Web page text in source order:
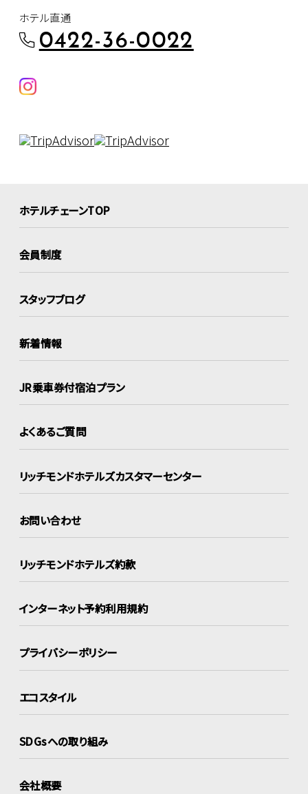
ホテル直通
0422-36-0022
ホテルチェーンTOP
会員制度
スタッフブログ
新着情報
JR乗車券付宿泊プラン
よくあるご質問
リッチモンドホテルズカスタマーセンター
お問い合わせ
リッチモンドホテルズ約款
インターネット予約利用規約
プライバシーポリシー
エコスタイル
SDGsへの取り組み
会社概要